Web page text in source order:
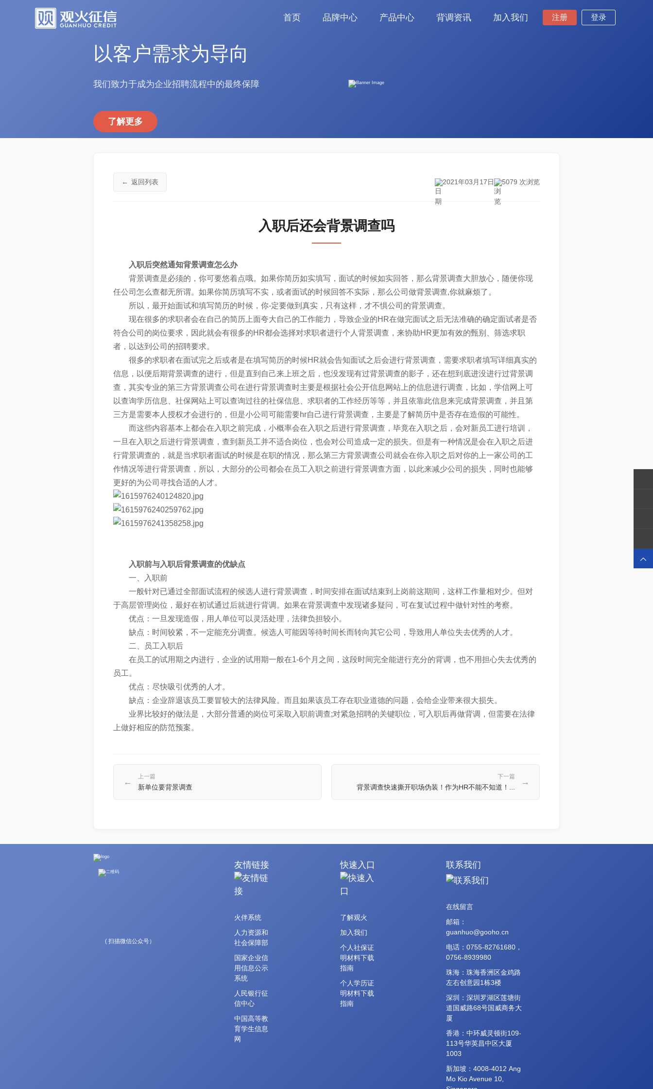
首页 品牌中心 产品中心 背调资讯 加入我们 注册 登录
以客户需求为导向
我们致力于成为企业招聘流程中的最终保障
了解更多
← 返回列表 2021年03月17日 5079 次浏览
入职后还会背景调查吗
入职后突然通知背景调查怎么办
背景调查是必须的，你可要悠着点哦。如果你简历如实填写，面试的时候如实回答，那么背景调查大胆放心，随便你现
任公司怎么查都无所谓。如果你简历填写不实，或者面试的时候回答不实际，那么公司做背景调查,你就麻烦了。
所以，最开始面试和填写简历的时候，你-定要做到真实，只有这样，才不惧公司的背景调查。
现在很多的求职者会在自己的简历上面夸大自己的工作能力，导致企业的HR在做完面试之后无法准确的确定面试者是否
符合公司的岗位要求，因此就会有很多的HR都会选择对求职者进行个人背景调查，来协助HR更加有效的甄别、筛选求职
者，以达到公司的招聘要求。
很多的求职者在面试完之后或者是在填写简历的时候HR就会告知面试之后会进行背景调查，需要求职者填写详细真实的
信息，以便后期背景调查的进行，但是直到自己来上班之后，也没发现有过背景调查的影子，还在想到底进没进行过背景调
查，其实专业的第三方背景调查公司在进行背景调查时主要是根据社会公开信息网站上的信息进行调查，比如，学信网上可
以查询学历信息、社保网站上可以查询过往的社保信息、求职者的工作经历等等，并且依靠此信息来完成背景调查，并且第
三方是需要本人授权才会进行的，但是小公司可能需要hr自己进行背景调查，主要是了解简历中是否存在造假的可能性。
而这些内容基本上都会在入职之前完成，小概率会在入职之后进行背景调查，毕竟在入职之后，会对新员工进行培训，
一旦在入职之后进行背景调查，查到新员工并不适合岗位，也会对公司造成一定的损失。但是有一种情况是会在入职之后进
行背景调查的，就是当求职者面试的时候是在职的情况，那么第三方背景调查公司就会在你入职之后对你的上一家公司的工
作情况等进行背景调查，所以，大部分的公司都会在员工入职之前进行背景调查方面，以此来减少公司的损失，同时也能够
更好的为公司寻找合适的人才。
入职前与入职后背景调查的优缺点
一、入职前
一般针对已通过全部面试流程的候选人进行背景调查，时间安排在面试结束到上岗前这期间，这样工作量相对少。但对
于高层管理岗位，最好在初试通过后就进行背调。如果在背景调查中发现诸多疑问，可在复试过程中做针对性的考察。
优点：一旦发现造假，用人单位可以灵活处理，法律负担较小。
缺点：时间较紧，不一定能充分调查。候选人可能因等待时间长而转向其它公司，导致用人单位失去优秀的人才。
二、员工入职后
在员工的试用期之内进行，企业的试用期一般在1-6个月之间，这段时间完全能进行充分的背调，也不用担心失去优秀的
员工。
优点：尽快吸引优秀的人才。
缺点：企业辞退该员工要冒较大的法律风险。而且如果该员工存在职业道德的问题，会给企业带来很大损失。
业界比较好的做法是，大部分普通的岗位可采取入职前调查;对紧急招聘的关键职位，可入职后再做背调，但需要在法律
上做好相应的防范预案。
←
上一篇
新单位要背景调查
下一篇
背景调查快速撕开职场伪装！作为HR不能不知道！...
→
( 扫描微信公众号）
友情链接
火伴系统
人力资源和
社会保障部
国家企业信
用信息公示
系统
人民银行征
信中心
中国高等教
育学生信息
网
快速入口
了解观火
加入我们
个人社保证
明材料下载
指南
个人学历证
明材料下载
指南
联系我们
在线留言
邮箱：
guanhuo@gooho.cn
电话：0755-82761680，
0756-8939980
珠海：珠海香洲区金鸡路
左右创意园1栋3楼
深圳：深圳罗湖区莲塘街
道国威路68号国威商务大
厦
香港：中环威灵顿街109-
113号华英昌中区大厦
1003
新加坡：4008-4012 Ang
Mo Kio Avenue 10,
